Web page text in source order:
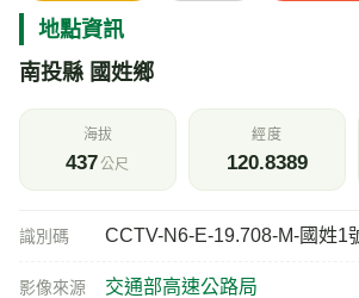
地點資訊
南投縣 國姓鄉
海拔
437公尺
經度
120.8389
識別碼 CCTV-N6-E-19.708-M-國姓1
影像來源 交通部高速公路局